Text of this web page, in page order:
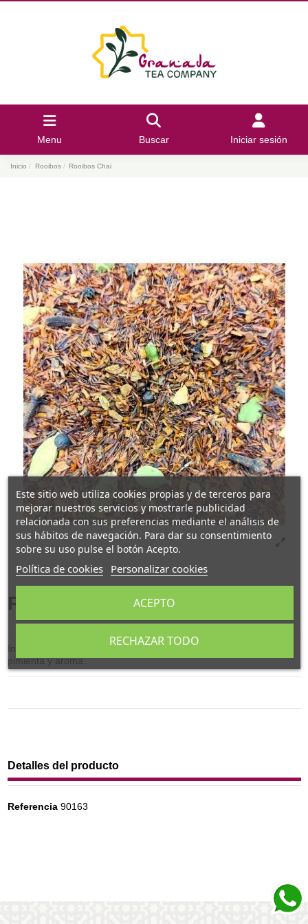
Menu Buscar Iniciar sesión
Inicio Rooibos Rooibos Chai
Rooibos Chai
Ingredientes: Rooibos, jengibre, cardamomo, canela, clavo,
pimienta y aroma.
Detalles del producto
Referencia 90163
Este sitio web utiliza cookies propias y de terceros para
mejorar nuestros servicios y mostrarle publicidad
relacionada con sus preferencias mediante el análisis de
sus hábitos de navegación. Para dar su consentimiento
sobre su uso pulse el botón Acepto.
Política de cookies Personalizar cookies
RECHAZAR TODO
ACEPTO